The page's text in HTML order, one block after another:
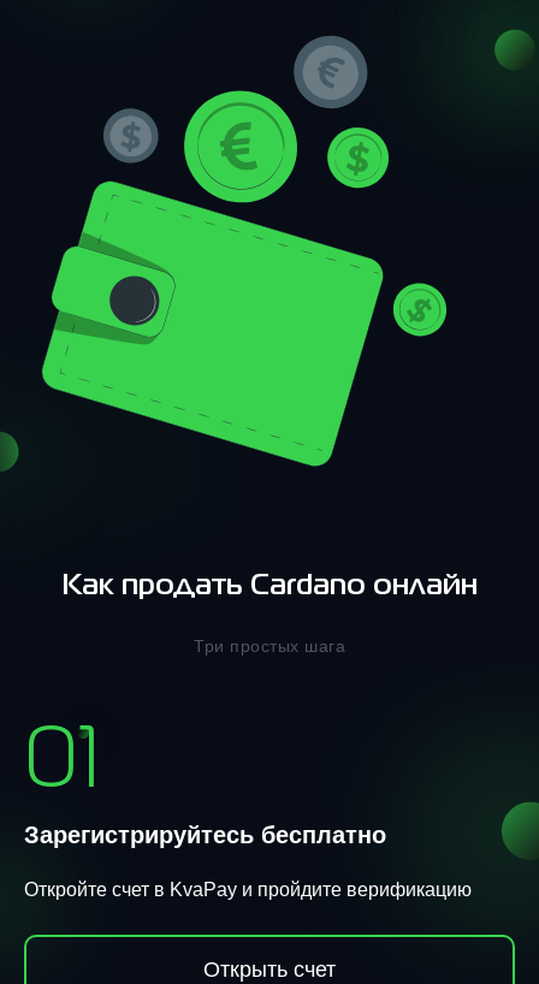
Как продать Cardano онлайн
Три простых шага
01
Зарегистрируйтесь бесплатно
Откройте счет в KvaPay и пройдите верификацию
Открыть счет